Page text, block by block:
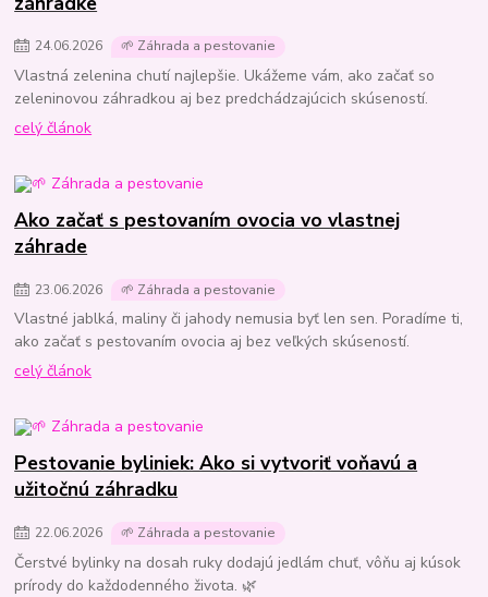
24.06.2026 🌱 Záhrada a pestovanie
Vlastná zelenina chutí najlepšie. Ukážeme vám, ako začať so
zeleninovou záhradkou aj bez predchádzajúcich skúseností.
celý článok
Ako začať s pestovaním ovocia vo vlastnej
záhrade
23.06.2026 🌱 Záhrada a pestovanie
Vlastné jablká, maliny či jahody nemusia byť len sen. Poradíme ti,
ako začať s pestovaním ovocia aj bez veľkých skúseností.
celý článok
Pestovanie byliniek: Ako si vytvoriť voňavú a
užitočnú záhradku
22.06.2026 🌱 Záhrada a pestovanie
Čerstvé bylinky na dosah ruky dodajú jedlám chuť, vôňu aj kúsok
prírody do každodenného života. 🌿